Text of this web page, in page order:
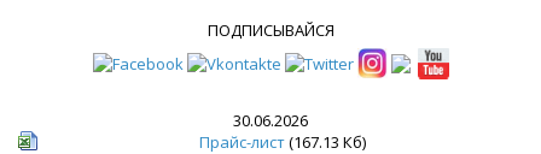
ПОДПИСЫВАЙСЯ
30.06.2026
Прайс-лист(167.13 Кб)